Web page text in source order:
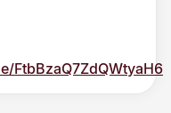
FtbBzaQ7ZdQWtyaH6